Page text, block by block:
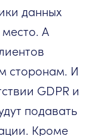
данных
место. А
сторонам. И
GDPR и
подавать
Кроме